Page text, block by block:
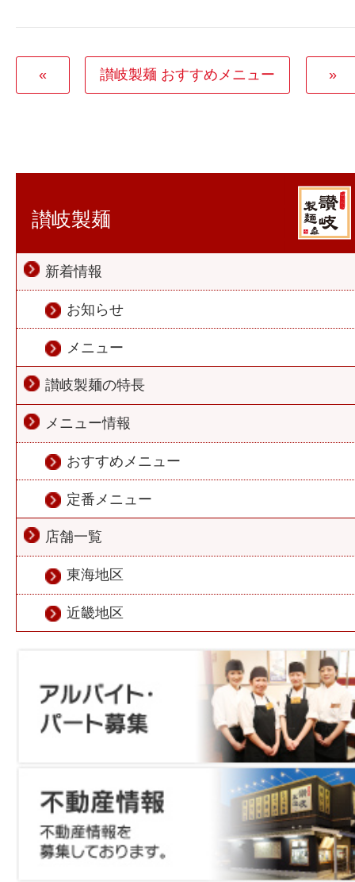
« 讃岐製麺 おすすめメニュー »
讃岐製麺
新着情報
お知らせ
メニュー
讃岐製麺の特長
メニュー情報
おすすめメニュー
定番メニュー
店舗一覧
東海地区
近畿地区